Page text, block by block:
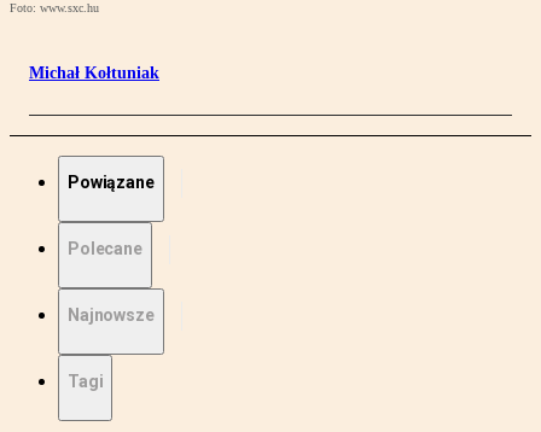
Foto: www.sxc.hu
Michał Kołtuniak
Powiązane
Polecane
Najnowsze
Tagi